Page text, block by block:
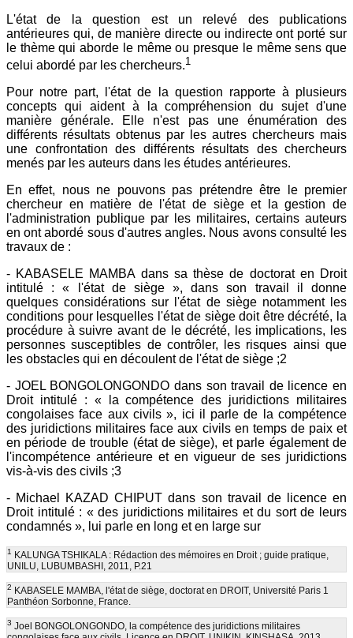
L'état de la question est un relevé des publications
antérieures qui, de manière directe ou indirecte ont porté sur
le thème qui aborde le même ou presque le même sens que
celui abordé par les chercheurs.1
Pour notre part, l'état de la question rapporte à plusieurs
concepts qui aident à la compréhension du sujet d'une
manière générale. Elle n'est pas une énumération des
différents résultats obtenus par les autres chercheurs mais
une confrontation des différents résultats des chercheurs
menés par les auteurs dans les études antérieures.
En effet, nous ne pouvons pas prétendre être le premier
chercheur en matière de l'état de siège et la gestion de
l'administration publique par les militaires, certains auteurs
en ont abordé sous d'autres angles. Nous avons consulté les
travaux de :
- KABASELE MAMBA dans sa thèse de doctorat en Droit
intitulé : « l'état de siège », dans son travail il donne
quelques considérations sur l'état de siège notamment les
conditions pour lesquelles l'état de siège doit être décrété, la
procédure à suivre avant de le décrété, les implications, les
personnes susceptibles de contrôler, les risques ainsi que
les obstacles qui en découlent de l'état de siège ;2
- JOEL BONGOLONGONDO dans son travail de licence en
Droit intitulé : « la compétence des juridictions militaires
congolaises face aux civils », ici il parle de la compétence
des juridictions militaires face aux civils en temps de paix et
en période de trouble (état de siège), et parle également de
l'incompétence antérieure et en vigueur de ses juridictions
vis-à-vis des civils ;3
- Michael KAZAD CHIPUT dans son travail de licence en
Droit intitulé : « des juridictions militaires et du sort de leurs
condamnés », lui parle en long et en large sur
1 KALUNGA TSHIKALA : Rédaction des mémoires en Droit ; guide pratique,
UNILU, LUBUMBASHI, 2011, P.21
2 KABASELE MAMBA, l'état de siège, doctorat en DROIT, Université Paris 1
Panthéon Sorbonne, France.
3 Joel BONGOLONGONDO, la compétence des juridictions militaires